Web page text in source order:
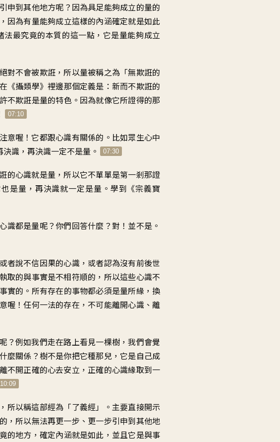
申到其他地方呢 ？ 因為具足能夠成立的量的
因為有量能夠成立這樣的內涵確定就是如此
法最究竟的本質的這一點 ， 它是量能夠成立
絕對不會被欺誑 ，所以量被稱之為「無欺誑的
在《攝類學》裡邊那個定義是 ： 新而不欺誑的
不欺誑是量的特色。 因為就像它所證得的那
07:10
注意喔！它都跟心識有關係的 。 比如眾生心中
決識 ， 再決識一定不是量 。 07:30
的心識就是量 ，所以它不單單是第一剎那證
是量 ， 再決識就一定是量 。 學到《宗義寶
識都是量呢？你們回答什麼？對！並不是 。
或者說不信因果的心識 ， 或者認為沒有前後世
取的與事實是不相符順的 ， 所以這些心識不
實的 。 所有存在的事物都必須是量所緣 ， 換
喔！任何一法的存在 ， 不可能離開心識、離
？例如我們走在路上看見一棵樹 ，我們會覺
麼關係 ？ 樹不是你把它種那兒 ， 它是自己成
不開正確的心去安立 ，正確的心識緣取到一
10:09
所以稱這部經為「了義經」。 主要直接開示
，所以無法再更一步、更一步引申到其他地
的地方 ， 確定內涵就是如此 ， 並且它是與事